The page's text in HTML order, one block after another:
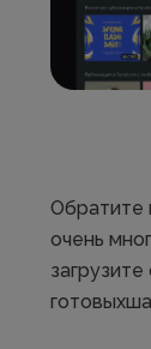
Обратите
очень